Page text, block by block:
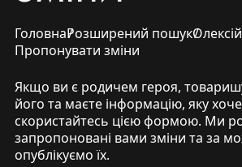
ГоловнаРозширений пошук
Пропонувати зміни
Якщо ви є родичем героя,
його та маєте інформацію, яку
скористайтесь цією формою. Ми
запропоновані вами зміни та за
опублікуємо їх.